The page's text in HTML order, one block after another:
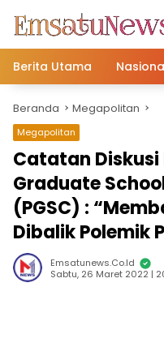
konten
Berita Utama
Beranda Megapolitan
Megapolitan
Catatan
Graduate
(PGSC) :
Dibalik Polemik
Emsatunews.co.id
Sabtu, 26 Maret 2022 |